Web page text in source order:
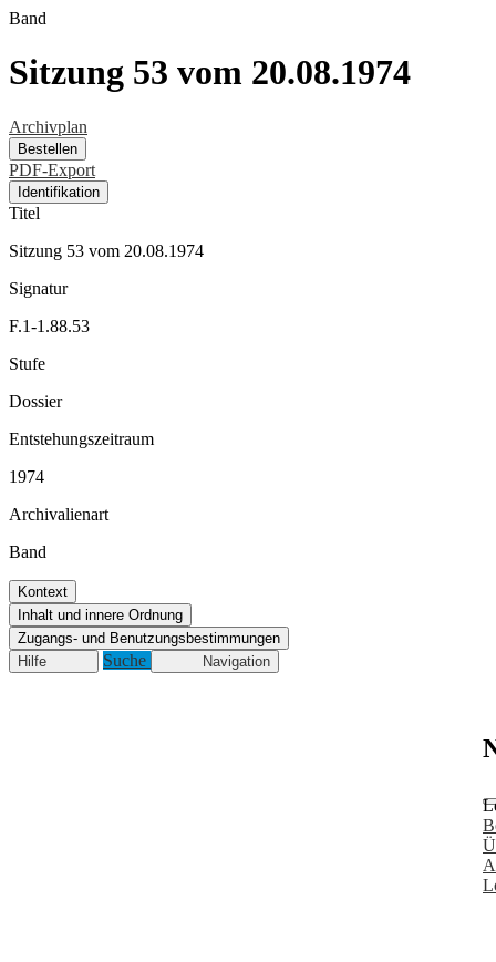
Band
Sitzung 53 vom 20.08.1974
Archivplan
Bestellen
PDF-Export
Identifikation
Titel
Sitzung 53 vom 20.08.1974
Signatur
F.1-1.88.53
Stufe
Dossier
Entstehungszeitraum
1974
Archivalienart
Band
Kontext
Inhalt und innere Ordnung
Zugangs- und Benutzungsbestimmungen
Hilfe
Suche Navigation